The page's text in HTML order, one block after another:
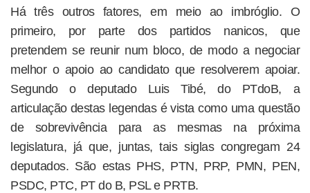
Há três outros fatores, em meio ao imbróglio. O
primeiro, por parte dos partidos nanicos, que
pretendem se reunir num bloco, de modo a negociar
melhor o apoio ao candidato que resolverem apoiar.
Segundo o deputado Luis Tibé, do PTdoB, a
articulação destas legendas é vista como uma questão
de sobrevivência para as mesmas na próxima
legislatura, já que, juntas, tais siglas congregam 24
deputados. São estas PHS, PTN, PRP, PMN, PEN,
PSDC, PTC, PT do B, PSL e PRTB.